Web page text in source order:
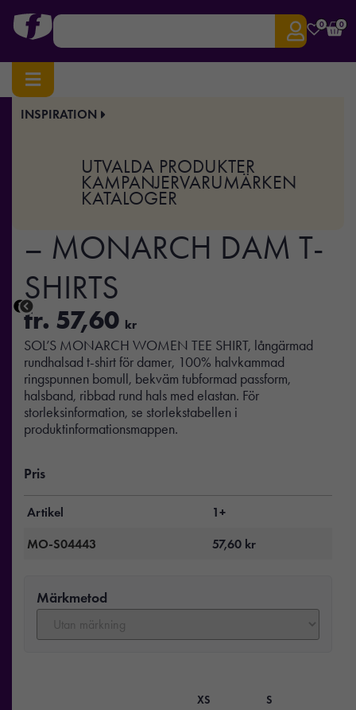
0 0
INSPIRATION
UTVALDA PRODUKTER
KAMPANJERVARUMÄRKEN
KATALOGER
Hem/Profilkläder/T-shirts & Toppar
MO-S04443
MONARCH WOMEN
– MONARCH DAM T-
SHIRTS
fr. 57,60 kr
SOL’S MONARCH WOMEN TEE SHIRT, långärmad
rundhalsad t-shirt för damer, 100% halvkammad
ringspunnen bomull, bekväm tubformad passform,
halsband, ribbad rund hals med elastan. För
storleksinformation, se storlekstabellen i
produktinformationsmappen.
Pris
Artikel
1+
MO-S04443
57,60 kr
Märkmetod
XS S